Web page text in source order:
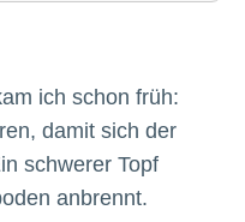
ich schon früh:
damit sich der
schwerer Topf
anbrennt.